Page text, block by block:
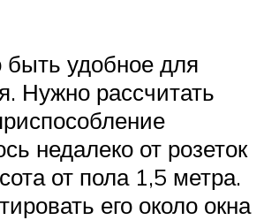
удобное для
Нужно рассчитать
недалеко от розеток
от пола 1,5 метра.
его около окна